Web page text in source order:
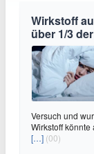
Wirkstoff
über 1/3
Versuch und
Wirkstoff
[…] (00)